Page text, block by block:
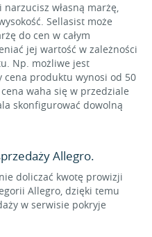
własną marżę,
Sellasist może
do cen w całym
jej wartość w zależności
Np. możliwe jest
cena produktu wynosi od 50
waha się w przedziale
skonfigurować dowolną
Allegro.
doliczać kwotę prowizji
Allegro, dzięki temu
w serwisie pokryje